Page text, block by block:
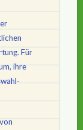
Für
ihre